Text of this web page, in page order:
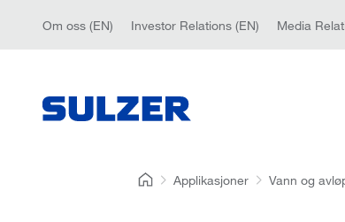
Om oss (EN) Investor Relations (EN) Media
Applikasjoner Vann og